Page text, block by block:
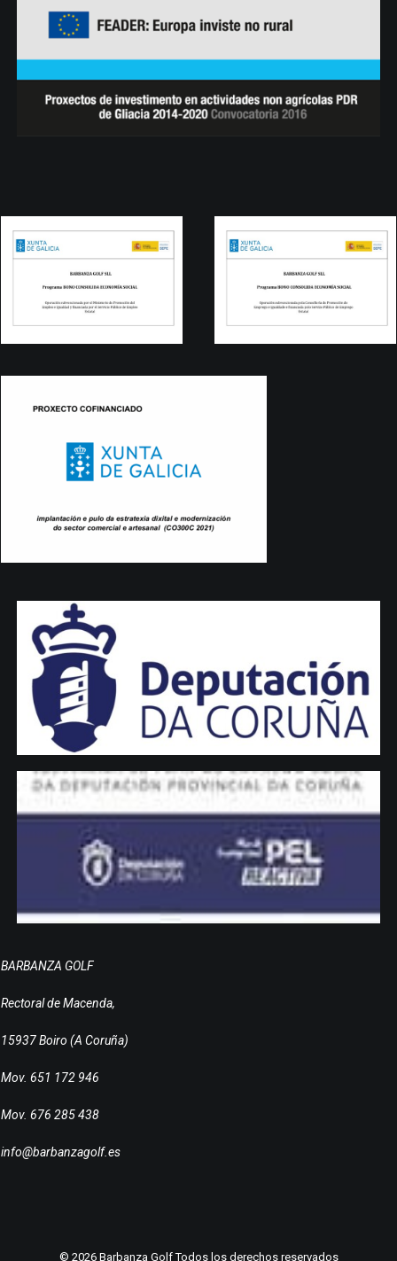
BARBANZA GOLF
Rectoral de Macenda,
15937 Boiro (A Coruña)
Mov. 651 172 946
Mov. 676 285 438
info@barbanzagolf.es
© 2026 Barbanza Golf Todos los derechos reservados